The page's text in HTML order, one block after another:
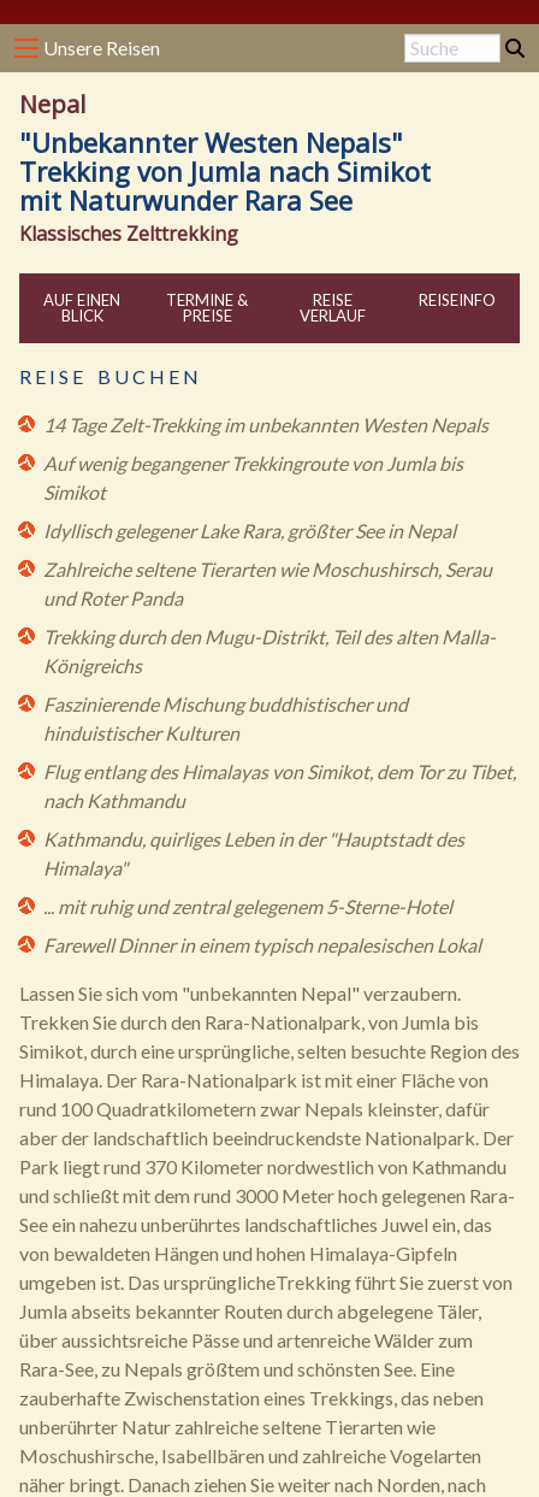
Unsere Reisen
Nepal
"Unbekannter Westen Nepals"
Trekking von Jumla nach Simikot
mit Naturwunder Rara See
Klassisches Zelttrekking
AUF EINEN
BLICK
TERMINE &
PREISE
REISE
VERLAUF
REISEINFO
R E I S E B U C H E N
14 Tage Zelt-Trekking im unbekannten Westen Nepals
Auf wenig begangener Trekkingroute von Jumla bis
Simikot
Idyllisch gelegener Lake Rara, größter See in Nepal
Zahlreiche seltene Tierarten wie Moschushirsch, Serau
und Roter Panda
Trekking durch den Mugu-Distrikt, Teil des alten Malla-
Königreichs
Faszinierende Mischung buddhistischer und
hinduistischer Kulturen
Flug entlang des Himalayas von Simikot, dem Tor zu Tibet,
nach Kathmandu
Kathmandu, quirliges Leben in der "Hauptstadt des
Himalaya"
... mit ruhig und zentral gelegenem 5-Sterne-Hotel
Farewell Dinner in einem typisch nepalesischen Lokal
Lassen Sie sich vom "unbekannten Nepal" verzaubern.
Trekken Sie durch den Rara-Nationalpark, von Jumla bis
Simikot, durch eine ursprüngliche, selten besuchte Region des
Himalaya. Der Rara-Nationalpark ist mit einer Fläche von
rund 100 Quadratkilometern zwar Nepals kleinster, dafür
aber der landschaftlich beeindruckendste Nationalpark. Der
Park liegt rund 370 Kilometer nordwestlich von Kathmandu
und schließt mit dem rund 3000 Meter hoch gelegenen Rara-
See ein nahezu unberührtes landschaftliches Juwel ein, das
von bewaldeten Hängen und hohen Himalaya-Gipfeln
umgeben ist. Das ursprünglicheTrekking führt Sie zuerst von
Jumla abseits bekannter Routen durch abgelegene Täler,
über aussichtsreiche Pässe und artenreiche Wälder zum
Rara-See, zu Nepals größtem und schönsten See. Eine
zauberhafte Zwischenstation eines Trekkings, das neben
unberührter Natur zahlreiche seltene Tierarten wie
Moschushirsche, Isabellbären und zahlreiche Vogelarten
näher bringt. Danach ziehen Sie weiter nach Norden, nach